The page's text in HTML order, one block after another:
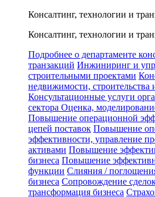
Консалтинг, технологии и
Консалтинг, технологии и
Подробнее о департаменте
транзакций Инжиниринг и
строительными проектами
недвижимости, строительства
Консультационные услуги
сектора Оценка,
Повышение операционной
цепей поставок Повышение
эффективности, управление
активами Повышение
бизнеса Повышение
функции Слияния /
бизнеса Сопровождение
трансформация бизнеса